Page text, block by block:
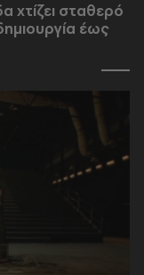
χτίζει σταθερό
έως